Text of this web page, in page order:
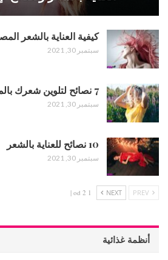
كيفية العناية بالشعر
سبتمبر 30, 2021
7 نصائح لتلوين شعرك بالمنزل
سبتمبر 30, 2021
10 نصائح للعناية بالشعر
سبتمبر 30, 2021
NEXT
1 od 2 |
أنظمة غذائية